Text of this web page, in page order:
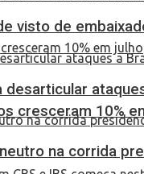
cresceram 10%
visto de
na corrida